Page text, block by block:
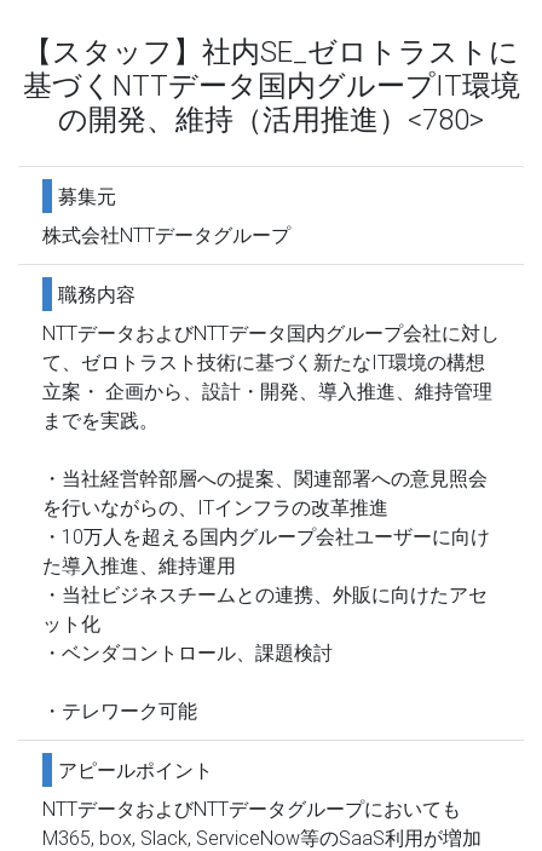
【スタッフ】社内SE_ゼロトラストに
基づくNTTデータ国内グループIT環境
の開発、維持（活用推進）<780>
募集元
株式会社NTTデータグループ
職務内容
NTTデータおよびNTTデータ国内グループ会社に対し
て、ゼロトラスト技術に基づく新たなIT環境の構想
立案・ 企画から、設計・開発、導入推進、維持管理
までを実践。
・当社経営幹部層への提案、関連部署への意見照会
を行いながらの、ITインフラの改革推進
・10万人を超える国内グループ会社ユーザーに向け
た導入推進、維持運用
・当社ビジネスチームとの連携、外販に向けたアセ
ット化
・ベンダコントロール、課題検討
・テレワーク可能
アピールポイント
NTTデータおよびNTTデータグループにおいても
M365, box, Slack, ServiceNow等のSaaS利用が増加